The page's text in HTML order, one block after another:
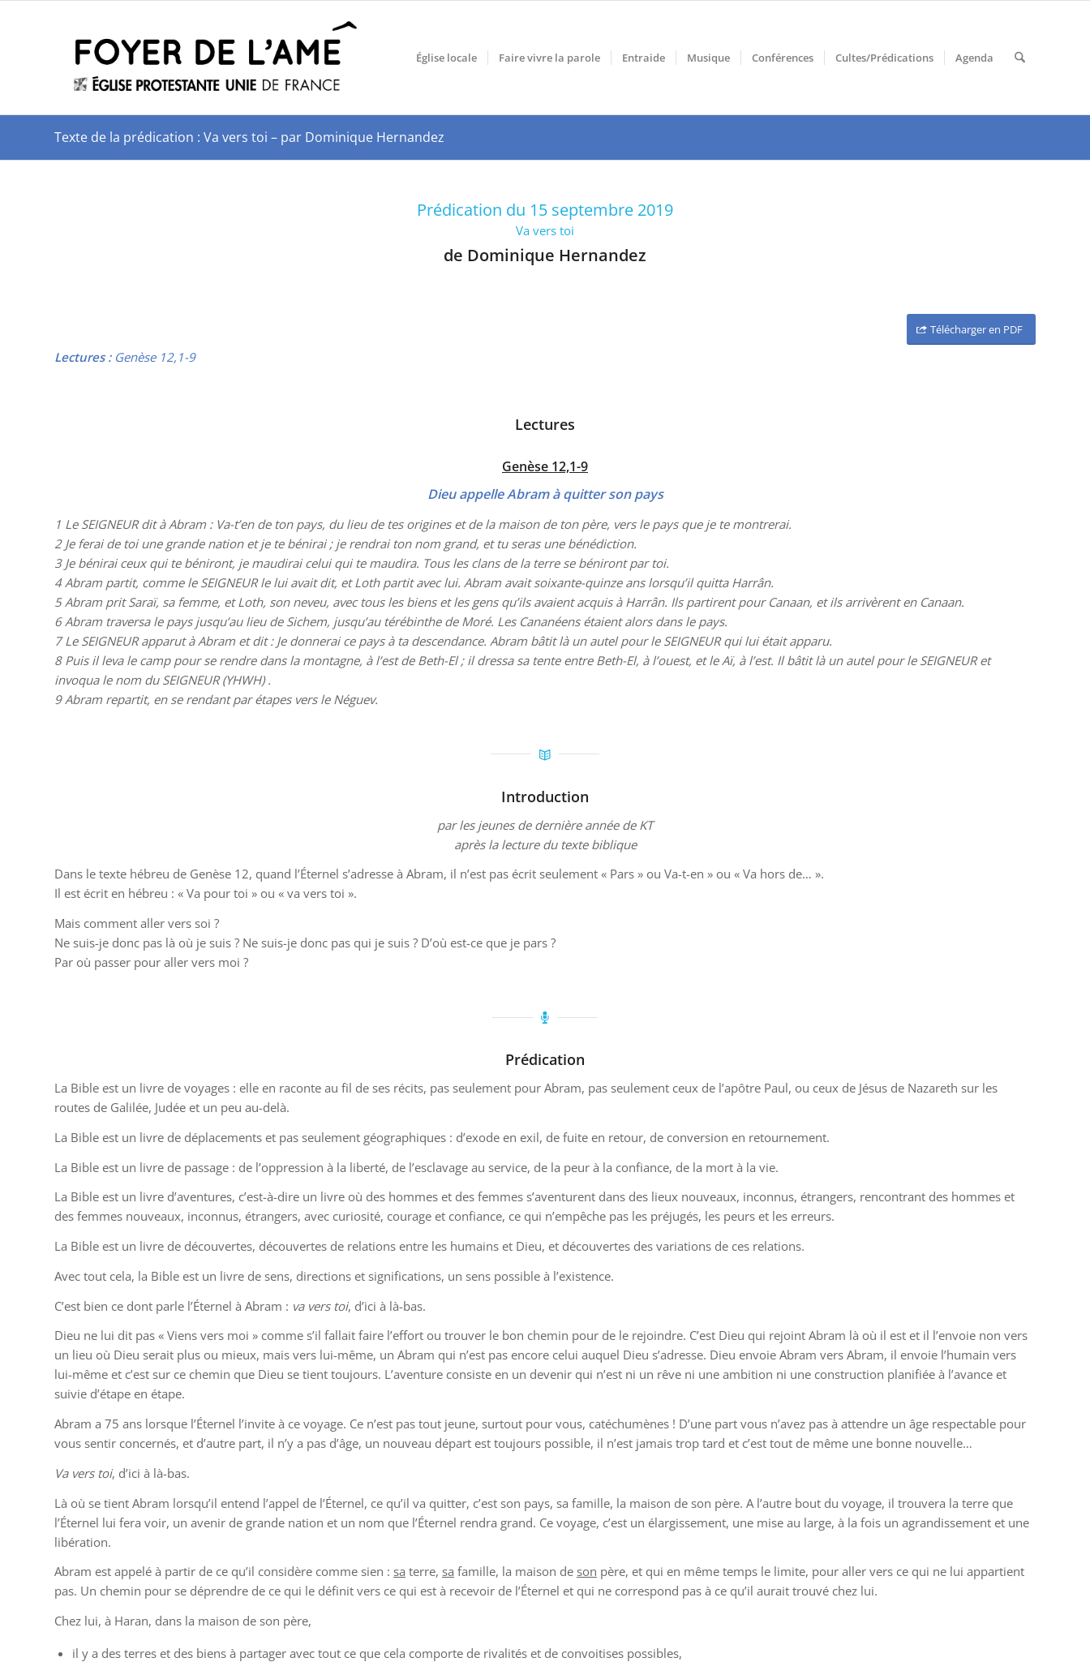
Église locale Faire vivre la parole Entraide Musique Conférences Cultes/Prédications Agenda
Texte de la prédication : Va vers toi – par Dominique Hernandez
Prédication du 15 septembre 2019
Va vers toi
de Dominique Hernandez
Télécharger en PDF
Lectures : Genèse 12,1-9
Lectures
Genèse 12,1-9
Dieu appelle Abram à quitter son pays
1 Le SEIGNEUR dit à Abram : Va-t’en de ton pays, du lieu de tes origines et de la maison de ton père, vers le pays que je te montrerai.
2 Je ferai de toi une grande nation et je te bénirai ; je rendrai ton nom grand, et tu seras une bénédiction.
3 Je bénirai ceux qui te béniront, je maudirai celui qui te maudira. Tous les clans de la terre se béniront par toi.
4 Abram partit, comme le SEIGNEUR le lui avait dit, et Loth partit avec lui. Abram avait soixante-quinze ans lorsqu’il quitta Harrân.
5 Abram prit Saraï, sa femme, et Loth, son neveu, avec tous les biens et les gens qu’ils avaient acquis à Harrân. Ils partirent pour Canaan, et ils arrivèrent en Canaan.
6 Abram traversa le pays jusqu’au lieu de Sichem, jusqu’au térébinthe de Moré. Les Cananéens étaient alors dans le pays.
7 Le SEIGNEUR apparut à Abram et dit : Je donnerai ce pays à ta descendance. Abram bâtit là un autel pour le SEIGNEUR qui lui était apparu.
8 Puis il leva le camp pour se rendre dans la montagne, à l’est de Beth-El ; il dressa sa tente entre Beth-El, à l’ouest, et le Aï, à l’est. Il bâtit là un autel pour le SEIGNEUR et
invoqua le nom du SEIGNEUR (YHWH) .
9 Abram repartit, en se rendant par étapes vers le Néguev.
Introduction
par les jeunes de dernière année de KT
après la lecture du texte biblique
Dans le texte hébreu de Genèse 12, quand l’Éternel s’adresse à Abram, il n’est pas écrit seulement « Pars » ou Va-t-en » ou « Va hors de… ».
Il est écrit en hébreu : « Va pour toi » ou « va vers toi ».
Mais comment aller vers soi ?
Ne suis-je donc pas là où je suis ? Ne suis-je donc pas qui je suis ? D’où est-ce que je pars ?
Par où passer pour aller vers moi ?
Prédication
La Bible est un livre de voyages : elle en raconte au fil de ses récits, pas seulement pour Abram, pas seulement ceux de l’apôtre Paul, ou ceux de Jésus de Nazareth sur les
routes de Galilée, Judée et un peu au-delà.
La Bible est un livre de déplacements et pas seulement géographiques : d’exode en exil, de fuite en retour, de conversion en retournement.
La Bible est un livre de passage : de l’oppression à la liberté, de l’esclavage au service, de la peur à la confiance, de la mort à la vie.
La Bible est un livre d’aventures, c’est-à-dire un livre où des hommes et des femmes s’aventurent dans des lieux nouveaux, inconnus, étrangers, rencontrant des hommes et
des femmes nouveaux, inconnus, étrangers, avec curiosité, courage et confiance, ce qui n’empêche pas les préjugés, les peurs et les erreurs.
La Bible est un livre de découvertes, découvertes de relations entre les humains et Dieu, et découvertes des variations de ces relations.
Avec tout cela, la Bible est un livre de sens, directions et significations, un sens possible à l’existence.
C’est bien ce dont parle l’Éternel à Abram : va vers toi, d’ici à là-bas.
Dieu ne lui dit pas « Viens vers moi » comme s’il fallait faire l’effort ou trouver le bon chemin pour de le rejoindre. C’est Dieu qui rejoint Abram là où il est et il l’envoie non vers
un lieu où Dieu serait plus ou mieux, mais vers lui-même, un Abram qui n’est pas encore celui auquel Dieu s’adresse. Dieu envoie Abram vers Abram, il envoie l’humain vers
lui-même et c’est sur ce chemin que Dieu se tient toujours. L’aventure consiste en un devenir qui n’est ni un rêve ni une ambition ni une construction planifiée à l’avance et
suivie d’étape en étape.
Abram a 75 ans lorsque l’Éternel l’invite à ce voyage. Ce n’est pas tout jeune, surtout pour vous, catéchumènes ! D’une part vous n’avez pas à attendre un âge respectable pour
vous sentir concernés, et d’autre part, il n’y a pas d’âge, un nouveau départ est toujours possible, il n’est jamais trop tard et c’est tout de même une bonne nouvelle…
Va vers toi, d’ici à là-bas.
Là où se tient Abram lorsqu’il entend l’appel de l’Éternel, ce qu’il va quitter, c’est son pays, sa famille, la maison de son père. A l’autre bout du voyage, il trouvera la terre que
l’Éternel lui fera voir, un avenir de grande nation et un nom que l’Éternel rendra grand. Ce voyage, c’est un élargissement, une mise au large, à la fois un agrandissement et une
libération.
Abram est appelé à partir de ce qu’il considère comme sien : sa terre, sa famille, la maison de son père, et qui en même temps le limite, pour aller vers ce qui ne lui appartient
pas. Un chemin pour se déprendre de ce qui le définit vers ce qui est à recevoir de l’Éternel et qui ne correspond pas à ce qu’il aurait trouvé chez lui.
Chez lui, à Haran, dans la maison de son père,
il y a des terres et des biens à partager avec tout ce que cela comporte de rivalités et de convoitises possibles,